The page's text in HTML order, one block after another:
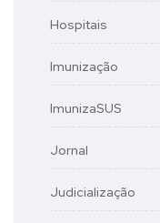
Hospitais
Imunização
ImunizaSUS
Jornal
Judicialização